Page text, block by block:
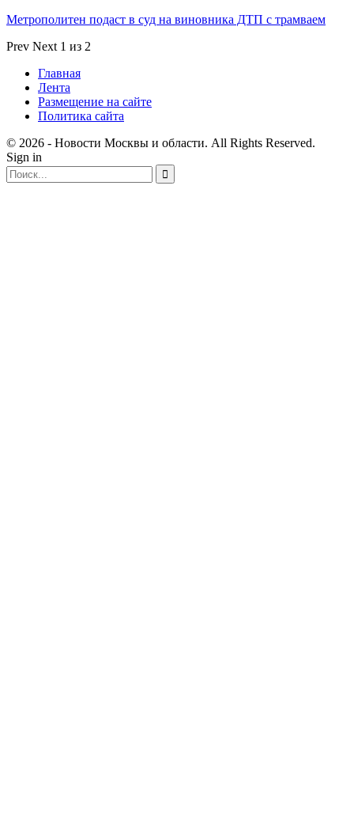
Метрополитен подаст в суд на виновника ДТП с трамваем
Prev Next 1 из 2
Главная
Лента
Размещение на сайте
Политика сайта
© 2026 - Новости Москвы и области. All Rights Reserved.
Sign in